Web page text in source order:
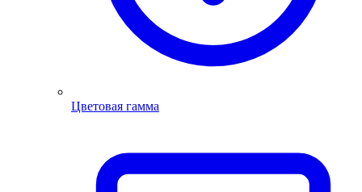
Цветовая гамма